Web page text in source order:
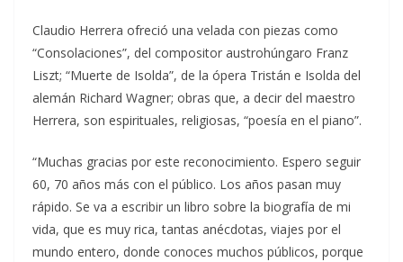
Claudio Herrera ofreció una velada con piezas como
“Consolaciones”, del compositor austrohúngaro Franz
Liszt; “Muerte de Isolda”, de la ópera Tristán e Isolda del
alemán Richard Wagner; obras que, a decir del maestro
Herrera, son espirituales, religiosas, “poesía en el piano”.
“Muchas gracias por este reconocimiento. Espero seguir
60, 70 años más con el público. Los años pasan muy
rápido. Se va a escribir un libro sobre la biografía de mi
vida, que es muy rica, tantas anécdotas, viajes por el
mundo entero, donde conoces muchos públicos, porque